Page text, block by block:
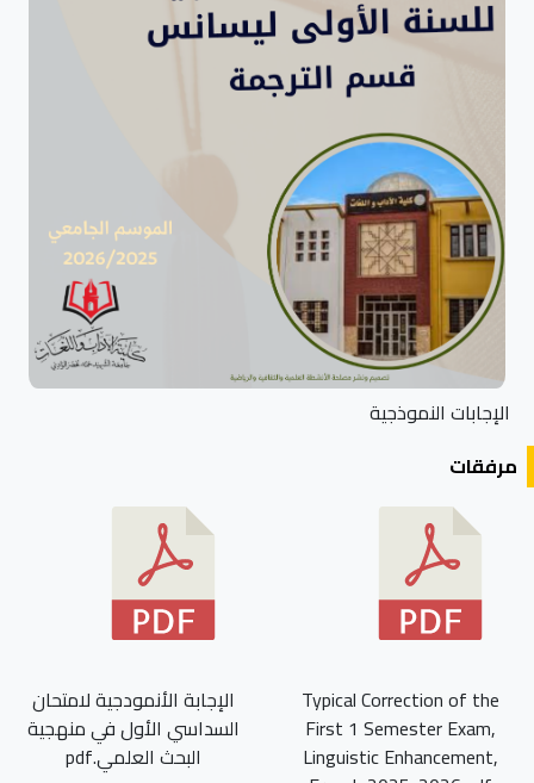
الإجابات النموذجية
مرفقات
Typical Correction of the
First 1 Semester Exam,
Linguistic Enhancement,
الإجابة الأنمودجية لامتحان
السداسي الأول في منهجية
البحث العلمي.pdf